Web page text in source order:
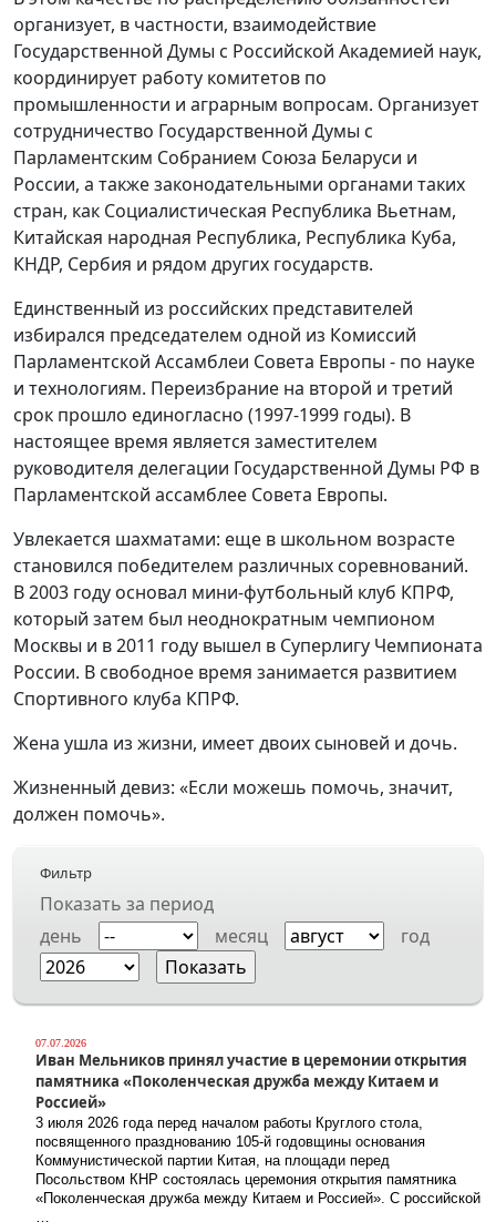
организует, в частности, взаимодействие
Государственной Думы с Российской Академией наук,
координирует работу комитетов по
промышленности и аграрным вопросам. Организует
сотрудничество Государственной Думы с
Парламентским Собранием Союза Беларуси и
России, а также законодательными органами таких
стран, как Социалистическая Республика Вьетнам,
Китайская народная Республика, Республика Куба,
КНДР, Сербия и рядом других государств.
Единственный из российских представителей
избирался председателем одной из Комиссий
Парламентской Ассамблеи Совета Европы - по науке
и технологиям. Переизбрание на второй и третий
срок прошло единогласно (1997-1999 годы). В
настоящее время является заместителем
руководителя делегации Государственной Думы РФ в
Парламентской ассамблее Совета Европы.
Увлекается шахматами: еще в школьном возрасте
становился победителем различных соревнований.
В 2003 году основал мини-футбольный клуб КПРФ,
который затем был неоднократным чемпионом
Москвы и в 2011 году вышел в Суперлигу Чемпионата
России. В свободное время занимается развитием
Спортивного клуба КПРФ.
Жена ушла из жизни, имеет двоих сыновей и дочь.
Жизненный девиз: «Если можешь помочь, значит,
должен помочь».
Фильтр
Показать за период
день
месяц год
07.07.2026
Иван Мельников принял участие в церемонии открытия
памятника «Поколенческая дружба между Китаем и
Россией»
3 июля 2026 года перед началом работы Круглого стола,
посвященного празднованию 105-й годовщины основания
Коммунистической партии Китая, на площади перед
Посольством КНР состоялась церемония открытия памятника
«Поколенческая дружба между Китаем и Россией». С российской